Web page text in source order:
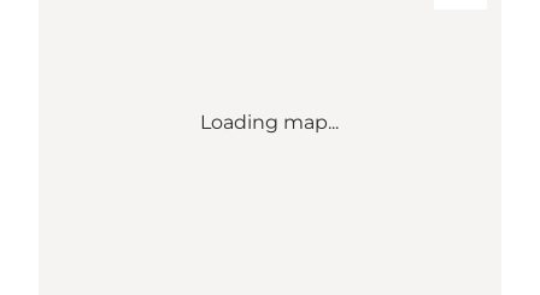
Loading map...